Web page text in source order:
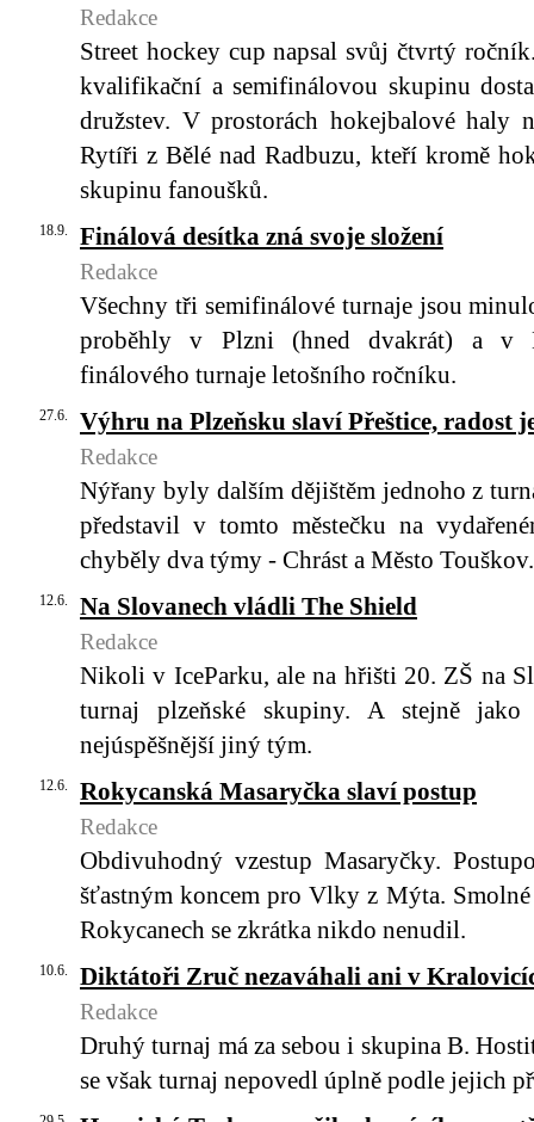
Redakce
Street hockey cup napsal svůj čtvrtý
kvalifikační a semifinálovou skupinu
družstev. V prostorách hokejbalové haly
Rytíři z Bělé nad Radbuzu, kteří kromě
skupinu fanoušků.
18.9. Finálová desítka zná svoje složení
Redakce
Všechny tři semifinálové turnaje jsou
proběhly v Plzni (hned dvakrát) a v
finálového turnaje letošního ročníku.
27.6. Výhru na Plzeňsku slaví Přeštice, radost
Redakce
Nýřany byly dalším dějištěm jednoho z
představil v tomto městečku na
chyběly dva týmy - Chrást a Město Touškov.
12.6. Na Slovanech vládli The Shield
Redakce
Nikoli v IceParku, ale na hřišti 20. ZŠ na
turnaj plzeňské skupiny. A stejně
nejúspěšnější jiný tým.
12.6. Rokycanská Masaryčka slaví postup
Redakce
Obdivuhodný vzestup Masaryčky.
šťastným koncem pro Vlky z Mýta.
Rokycanech se zkrátka nikdo nenudil.
10.6. Diktátoři Zruč nezaváhali ani v
Redakce
Druhý turnaj má za sebou i skupina B.
se však turnaj nepovedl úplně podle jejich